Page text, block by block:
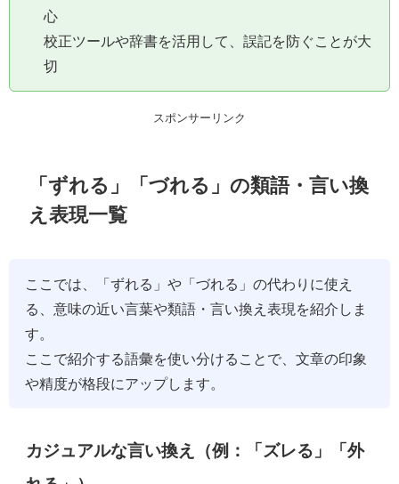
心
校正ツールや辞書を活用して、誤記を防ぐことが大
切
スポンサーリンク
「ずれる」「づれる」の類語・言い換
え表現一覧
ここでは、「ずれる」や「づれる」の代わりに使え
る、意味の近い言葉や類語・言い換え表現を紹介しま
す。
ここで紹介する語彙を使い分けることで、文章の印象
や精度が格段にアップします。
カジュアルな言い換え（例：「ズレる」「外